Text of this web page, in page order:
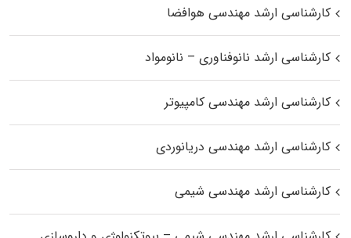
کارشناسی ارشد مهندسی هوافضا
کارشناسی ارشد نانوفناوری – نانومواد
کارشناسی ارشد مهندسی کامپیوتر
کارشناسی ارشد مهندسی دریانوردی
کارشناسی ارشد مهندسی شیمی